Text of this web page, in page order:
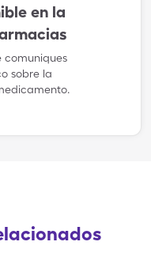
en la
comuniques
sobre la